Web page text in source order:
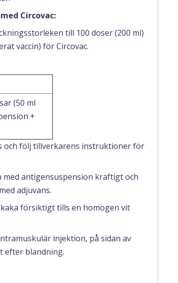
Circovac:
till 100 doser (200 ml)
vaccin) för Circovac.
(50 ml
+
och följ tillverkarens instruktioner för
med antigensuspension kraftigt och
adjuvans.
försiktigt tills en homogen vit
injektion, på sidan av
efter blandning.